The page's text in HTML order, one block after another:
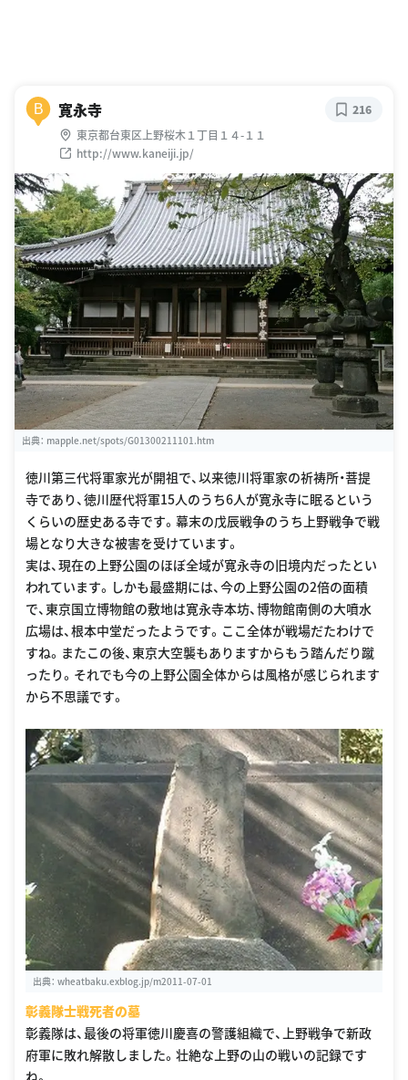
B 寛永寺
東京都台東区上野桜木１丁目１４-１１
http://www.kaneiji.jp/
216
出典： mapple.net/spots/G01300211101.htm
徳川第三代将軍家光が開祖で、以来徳川将軍家の祈祷所・菩提
寺であり、徳川歴代将軍15人のうち6人が寛永寺に眠るという
くらいの歴史ある寺です。幕末の戊辰戦争のうち上野戦争で戦
場となり大きな被害を受けています。
実は、現在の上野公園のほぼ全域が寛永寺の旧境内だったとい
われています。しかも最盛期には、今の上野公園の2倍の面積
で、東京国立博物館の敷地は寛永寺本坊、博物館南側の大噴水
広場は、根本中堂だったようです。ここ全体が戦場だたわけで
すね。またこの後、東京大空襲もありますからもう踏んだり蹴
ったり。それでも今の上野公園全体からは風格が感じられます
から不思議です。
出典： wheatbaku.exblog.jp/m2011-07-01
彰義隊士戦死者の墓
彰義隊は、最後の将軍徳川慶喜の警護組織で、上野戦争で新政
府軍に敗れ解散しました。壮絶な上野の山の戦いの記録です
ね。